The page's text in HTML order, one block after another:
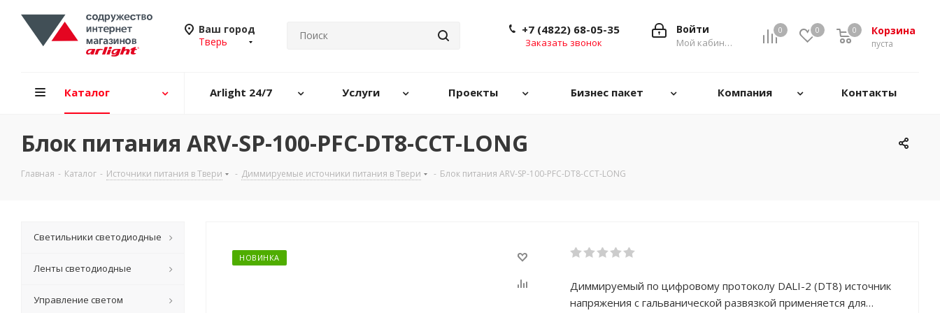
Ваш город
Тверь
0 0 Корзина
0
пуста
0
Войти
Мой кабинет
+7 (4822) 68-05-35
Заказать звонок
Каталог Arlight 24/7 Услуги Проекты Бизнес пакет Компания Контакты
Блок питания ARV-SP-100-PFC-DT8-CCT-LONG
Главная - Каталог - Источники питания в Твери - Диммируемые источники питания в Твери - Блок питания ARV-SP-100-PFC-DT8-CCT-LONG
НОВИНКА
Диммируемый по цифровому протоколу DALI-2 (DT8) источник
напряжения с гальванической развязкой применяется для
Светильники светодиодные
Ленты светодиодные
Управление светом